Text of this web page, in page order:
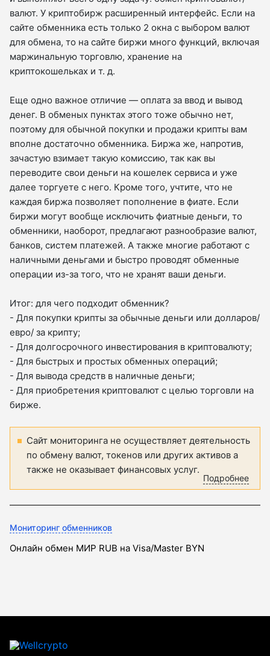
валют. У криптобирж расширенный интерфейс. Если на
сайте обменника есть только 2 окна с выбором валют
для обмена, то на сайте биржи много функций, включая
маржинальную торговлю, хранение на
криптокошельках и т. д.
Еще одно важное отличие — оплата за ввод и вывод
денег. В обменых пунктах этого тоже обычно нет,
поэтому для обычной покупки и продажи крипты вам
вполне достаточно обменника. Биржа же, напротив,
зачастую взимает такую комиссию, так как вы
переводите свои деньги на кошелек сервиса и уже
далее торгуете с него. Кроме того, учтите, что не
каждая биржа позволяет пополнение в фиате. Если
биржи могут вообще исключить фиатные деньги, то
обменники, наоборот, предлагают разнообразие валют,
банков, систем платежей. А также многие работают с
наличными деньгами и быстро проводят обменные
операции из-за того, что не хранят ваши деньги.
Итог: для чего подходит обменник?
- Для покупки крипты за обычные деньги или долларов/
евро/ за крипту;
- Для долгосрочного инвестирования в криптовалюту;
- Для быстрых и простых обменных операций;
- Для вывода средств в наличные деньги;
- Для приобретения криптовалют с целью торговли на
бирже.
Сайт мониторинга не осуществляет деятельность
по обмену валют, токенов или других активов а
также не оказывает финансовых услуг.
Подробнее
Мониторинг обменников
Онлайн обмен МИР RUB на Visa/Master BYN